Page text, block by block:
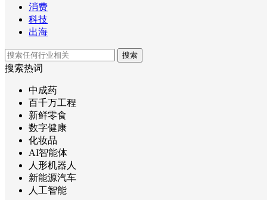
消费
科技
出海
搜索
搜索热词
中成药
百千万工程
新鲜零食
数字健康
化妆品
AI智能体
人形机器人
新能源汽车
人工智能